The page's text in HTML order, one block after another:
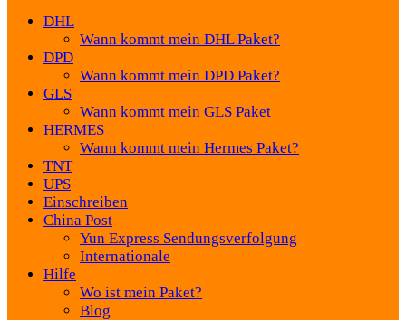
DHL
Wann kommt mein DHL Paket?
DPD
Wann kommt mein DPD Paket?
GLS
Wann kommt mein GLS Paket
HERMES
Wann kommt mein Hermes Paket?
TNT
UPS
Einschreiben
China Post
Yun Express Sendungsverfolgung
Internationale
Hilfe
Wo ist mein Paket?
Blog